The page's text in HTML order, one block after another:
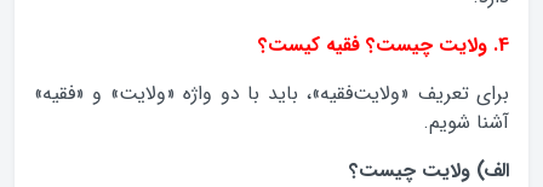
4. ولایت چیست؟ فقیه کیست؟
برای تعریف «ولایت‌فقیه»، باید با دو واژه «ولایت» و «فقیه»
آشنا شویم.
الف) ولایت چیست؟